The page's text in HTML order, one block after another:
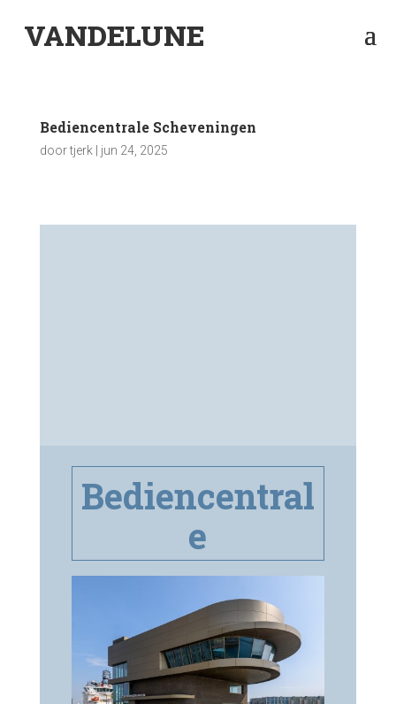
VANDELUNE
Bediencentrale Scheveningen
doortjerk| jun 24, 2025
Bediencentral
e